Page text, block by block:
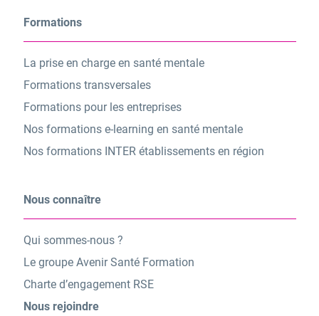
Formations
La prise en charge en santé mentale
Formations transversales
Formations pour les entreprises
Nos formations e-learning en santé mentale
Nos formations INTER établissements en région
Nous connaître
Qui sommes-nous ?
Le groupe Avenir Santé Formation
Charte d’engagement RSE
Nous rejoindre